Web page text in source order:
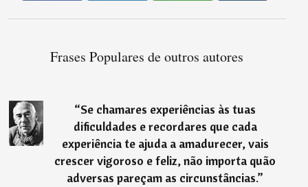
Frases Populares de outros autores
“Se chamares experiências às tuas
dificuldades e recordares que cada
experiência te ajuda a amadurecer, vais
crescer vigoroso e feliz, não importa quão
adversas pareçam as circunstâncias.”